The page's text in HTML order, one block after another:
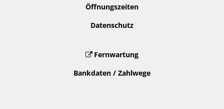
Öffnungszeiten
Datenschutz
Fernwartung
Bankdaten / Zahlwege